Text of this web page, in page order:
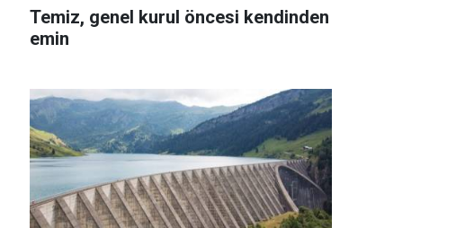
Temiz, genel kurul öncesi kendinden
emin